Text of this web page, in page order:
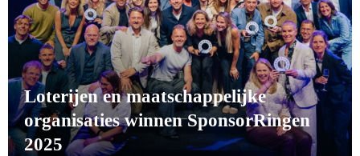
Loterijen en maatschappelijke
organisaties winnen SponsorRingen
2025